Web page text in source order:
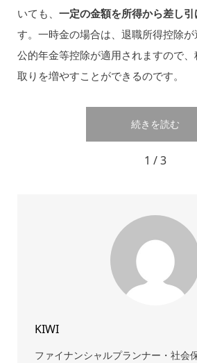
いても、 一定の金額を所得から差し
す。一時金の場合は、退職所得控除
公的年金等控除が適用されますので
取りを増やすことができるのです。
続きを読む
1 / 3
KIWI
ファイナンシャルプランナー・社会